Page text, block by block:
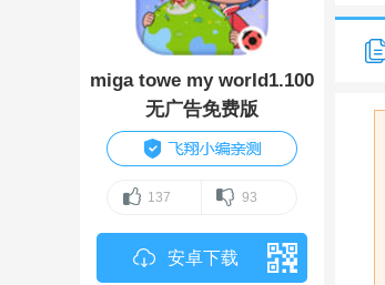
miga towe my worId1.100
无广告免费版
137 93
安卓下载